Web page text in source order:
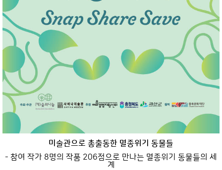
미술관으로 총출동한 멸종위기 동물들
- 참여 작가 8명의 작품 206점으로 만나는 멸종위기 동물들의 세
계